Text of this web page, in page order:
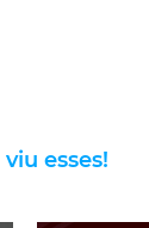
esses!